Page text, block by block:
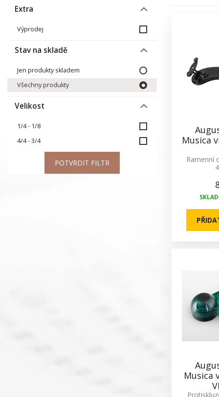
Extra
Výprodej
Stav na skladě
Jen produkty skladem
Všechny produkty
Velikost
1/4 - 1/8
4/4 - 3/4
POTVRDIT FILTR
Musica
Ramenní
Musica